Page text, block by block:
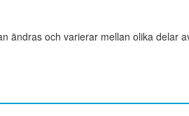
ändras och varierar mellan olika delar